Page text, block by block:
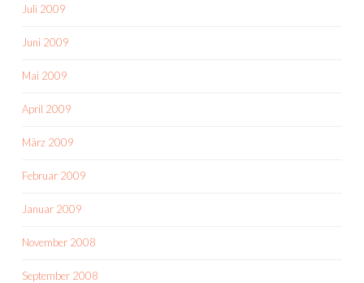
Juli 2009
Juni 2009
Mai 2009
April 2009
März 2009
Februar 2009
Januar 2009
November 2008
September 2008